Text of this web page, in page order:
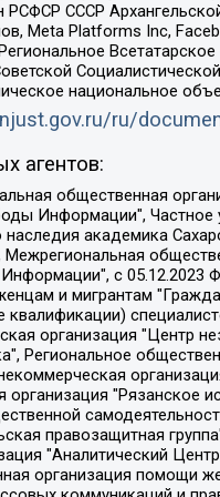
СССР
Meta Platforms Inc,
национальное
ru/
агентов:
и правозащитное общество "Мемориал" (Рязанский Мемориал), Челябинский региональный орган общественной самодеятельности – женское общественное объединение "Женщины Евразии", Челябинский региональный орган общественной самодеятельности "Уральская правозащитная группа", Фонд содействия защите здоровья и социальной справедливости имени Андрея Рылькова, Автономная Некоммерческая Организация "Аналитический Центр Юрия Левады", Автономная некоммерческая организация социальной поддержки населения "Проект Апрель", Региональная общественная организация помощи женщинам и детям, находящимся в кризисной ситуации "Информационно-методический центр "Анна", Фонд содействия развитию массовых коммуникаций и правовому просвещению "Так-так-Так", Фонд содействия устойчивому развитию "Серебряная тайга", Свердловский региональный общественный фонд социальных проектов "Новое время", "Idel.Реалии", Кавказ.Реалии, Крым.Реалии, Телеканал Настоящее Время, Татаро-башкирская служба Радио Свобода (Azatliq Radiosi), Радио Свободная Европа/Радио Свобода (PCE/PC), "Сибирь.Реалии", "Фактограф", Благотворительный фонд помощи осужденным и их семьям, Автономная некоммерческая организация "Институт глобализации и социальных движений", Фонд "В защиту прав заключенных", Частное учреждение "Центр поддержки и содействия развитию средств массовой информации", Пензенский региональный общественный благотворительный фонд "Гражданский союз", "Север.Реалии", Некоммерческая организация Фонд "Правовая инициатива", Общество с ограниченной ответственностью "Радио Свободная